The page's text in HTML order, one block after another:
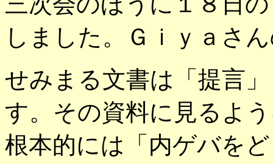
しました。Ｇｉｙａさ
せみまる文書は「提言
す。その資料に見るよ
根本的には「内ゲバを